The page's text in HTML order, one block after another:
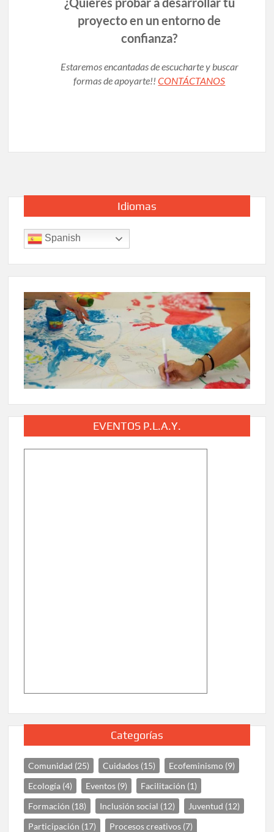
proyecto en un entorno de
confianza?
Estaremos encantadas de escucharte y buscar
formas de apoyarte!!CONTÁCTANOS
Idiomas
Spanish
EVENTOS P.L.A.Y.
Categorías
Comunidad (25) Cuidados (15) Ecofeminismo (9)
Ecología (4) Eventos (9) Facilitación (1)
Formación (18) Inclusión social (12) Juventud (12)
Participación (17) Procesos creativos (7)